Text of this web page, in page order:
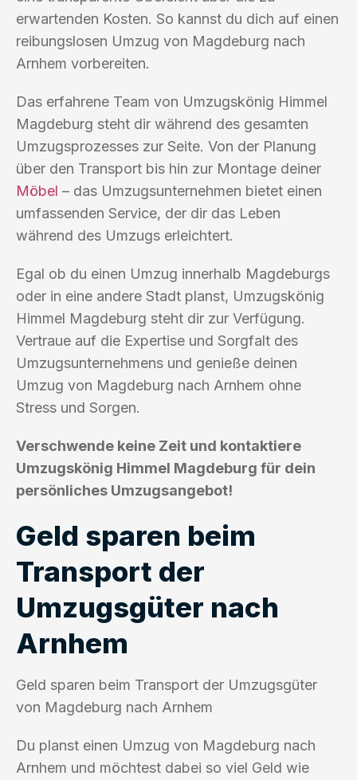
erwartenden Kosten. So kannst du dich auf einen
reibungslosen Umzug von Magdeburg nach
Arnhem vorbereiten.
Das erfahrene Team von Umzugskönig Himmel
Magdeburg steht dir während des gesamten
Umzugsprozesses zur Seite. Von der Planung
über den Transport bis hin zur Montage deiner
Möbel – das Umzugsunternehmen bietet einen
umfassenden Service, der dir das Leben
während des Umzugs erleichtert.
Egal ob du einen Umzug innerhalb Magdeburgs
oder in eine andere Stadt planst, Umzugskönig
Himmel Magdeburg steht dir zur Verfügung.
Vertraue auf die Expertise und Sorgfalt des
Umzugsunternehmens und genieße deinen
Umzug von Magdeburg nach Arnhem ohne
Stress und Sorgen.
Verschwende keine Zeit und kontaktiere
Umzugskönig Himmel Magdeburg für dein
persönliches Umzugsangebot!
Geld sparen beim
Transport der
Umzugsgüter nach
Arnhem
Geld sparen beim Transport der Umzugsgüter
von Magdeburg nach Arnhem
Du planst einen Umzug von Magdeburg nach
Arnhem und möchtest dabei so viel Geld wie